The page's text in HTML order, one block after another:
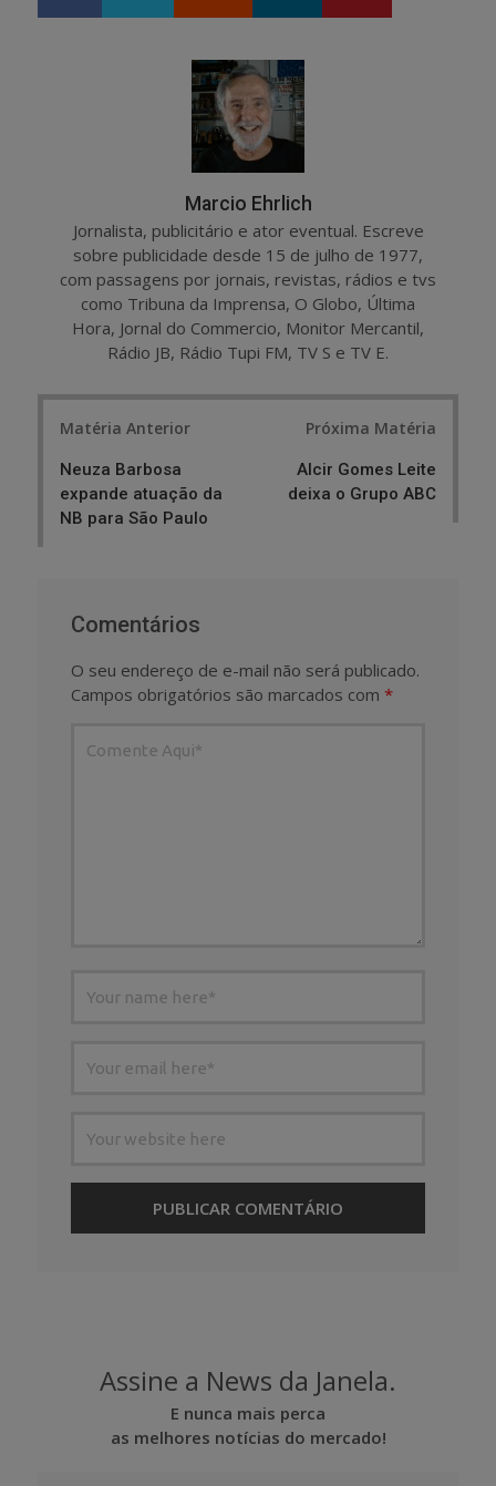
Marcio Ehrlich
Jornalista, publicitário e ator eventual. Escreve
sobre publicidade desde 15 de julho de 1977,
com passagens por jornais, revistas, rádios e tvs
como Tribuna da Imprensa, O Globo, Última
Hora, Jornal do Commercio, Monitor Mercantil,
Rádio JB, Rádio Tupi FM, TV S e TV E.
Matéria Anterior
Neuza Barbosa
expande atuação da
NB para São Paulo
Próxima Matéria
Alcir Gomes Leite
deixa o Grupo ABC
Comentários
O seu endereço de e-mail não será publicado.
Campos obrigatórios são marcados com *
Assine a News da Janela.
E nunca mais perca
as melhores notícias do mercado!